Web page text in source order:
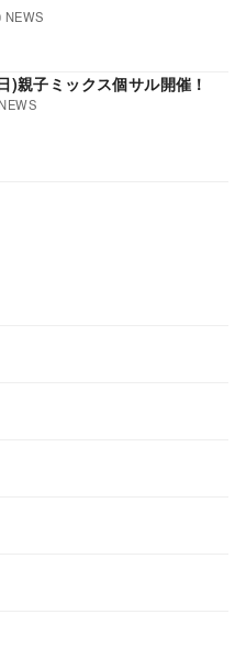
NEWS
親子ミックス個サル開催！